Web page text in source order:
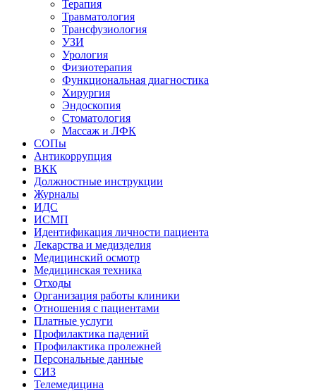
Терапия
Травматология
Трансфузиология
УЗИ
Урология
Физиотерапия
Функциональная диагностика
Хирургия
Эндоскопия
Стоматология
Массаж и ЛФК
СОПы
Антикоррупция
ВКК
Должностные инструкции
Журналы
ИДС
ИСМП
Идентификация личности пациента
Лекарства и медизделия
Медицинский осмотр
Медицинская техника
Отходы
Организация работы клиники
Отношения с пациентами
Платные услуги
Профилактика падений
Профилактика пролежней
Персональные данные
СИЗ
Телемедицина